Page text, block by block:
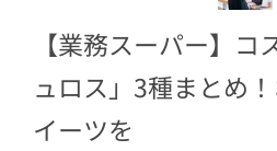
【業務スーパー】コ
ュロス」3種まとめ
イーツを